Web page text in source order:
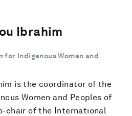
Ibrahim
for Indigenous Women and
is the coordinator of the
Women and Peoples of
chair of the International